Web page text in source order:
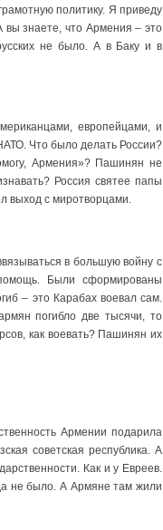
политику. Я приведу
вы знаете, что Армения – это
не было. А в Баку и в
европейцами, и
Что было делать России?
Армения»? Пашинян не
Россия святее папы
выход с миротворцами.
в большую войну с
Были сформированы
– это Карабах воевал сам.
погибло две тысячи, то
как воевать? Пашинян их
Армении подарила
советская республика. А
Как и у Евреев.
не было. А Армяне там жили